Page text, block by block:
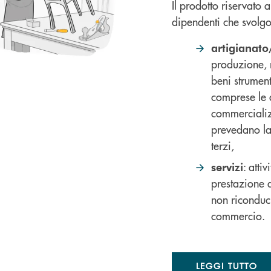
Il prodotto riservato
dipendenti che
beni
comprese
prevedano
terzi,
servizi:
prestazione
non
commercio.
LEGGI TUTTO